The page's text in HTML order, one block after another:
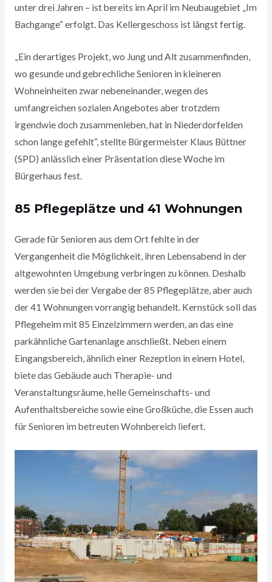
unter drei Jahren – ist bereits im April im Neubaugebiet „Im
Bachgange“ erfolgt. Das Kellergeschoss ist längst fertig.
„Ein derartiges Projekt, wo Jung und Alt zusammenfinden,
wo gesunde und gebrechliche Senioren in kleineren
Wohneinheiten zwar nebeneinander, wegen des
umfangreichen sozialen Angebotes aber trotzdem
irgendwie doch zusammenleben, hat in Niederdorfelden
schon lange gefehlt“, stellte Bürgermeister Klaus Büttner
(SPD) anlässlich einer Präsentation diese Woche im
Bürgerhaus fest.
85 Pflegeplätze und 41 Wohnungen
Gerade für Senioren aus dem Ort fehlte in der
Vergangenheit die Möglichkeit, ihren Lebensabend in der
altgewohnten Umgebung verbringen zu können. Deshalb
werden sie bei der Vergabe der 85 Pflegeplätze, aber auch
der 41 Wohnungen vorrangig behandelt. Kernstück soll das
Pflegeheim mit 85 Einzelzimmern werden, an das eine
parkähnliche Gartenanlage anschließt. Neben einem
Eingangsbereich, ähnlich einer Rezeption in einem Hotel,
biete das Gebäude auch Therapie- und
Veranstaltungsräume, helle Gemeinschafts- und
Aufenthaltsbereiche sowie eine Großküche, die Essen auch
für Senioren im betreuten Wohnbereich liefert.